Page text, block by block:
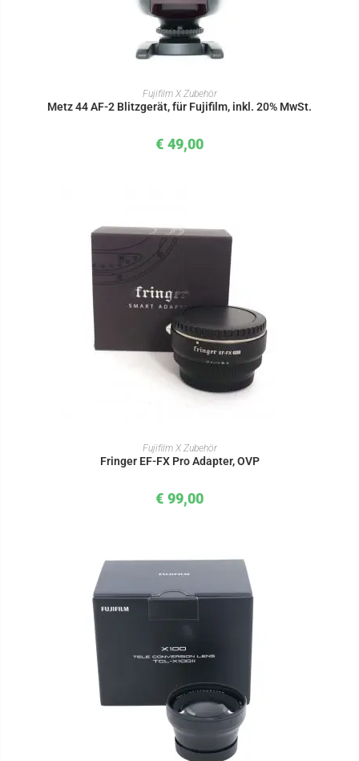
IN DEN WARENKORB
Fujifilm X Zubehör
Metz 44 AF-2 Blitzgerät, für Fujifilm, inkl. 20% MwSt.
€ 49,00
IN DEN WARENKORB
Fujifilm X Zubehör
Fringer EF-FX Pro Adapter, OVP
€ 99,00